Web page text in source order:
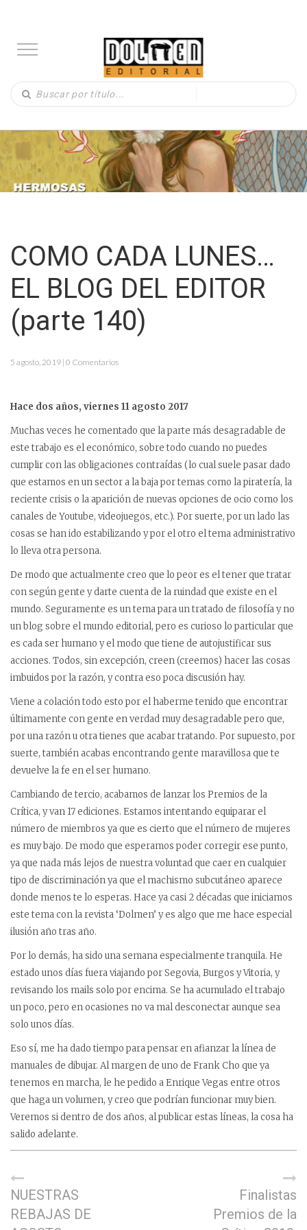
COMO CADA LUNES…
EL BLOG DEL EDITOR
(parte 140)
5 agosto, 2019 | 0 Comentarios
Hace dos años, viernes 11 agosto 2017
Muchas veces he comentado que la parte más desagradable de
este trabajo es el económico, sobre todo cuando no puedes
cumplir con las obligaciones contraídas (lo cual suele pasar dado
que estamos en un sector a la baja por temas como la piratería, la
reciente crisis o la aparición de nuevas opciones de ocio como los
canales de Youtube, videojuegos, etc.). Por suerte, por un lado las
cosas se han ido estabilizando y por el otro el tema administrativo
lo lleva otra persona.
De modo que actualmente creo que lo peor es el tener que tratar
con según gente y darte cuenta de la ruindad que existe en el
mundo. Seguramente es un tema para un tratado de filosofía y no
un blog sobre el mundo editorial, pero es curioso lo particular que
es cada ser humano y el modo que tiene de autojustificar sus
acciones. Todos, sin excepción, creen (creemos) hacer las cosas
imbuidos por la razón, y contra eso poca discusión hay.
Viene a colación todo esto por el haberme tenido que encontrar
últimamente con gente en verdad muy desagradable pero que,
por una razón u otra tienes que acabar tratando. Por supuesto, por
suerte, también acabas encontrando gente maravillosa que te
devuelve la fe en el ser humano.
Cambiando de tercio, acabamos de lanzar los Premios de la
Crítica, y van 17 ediciones. Estamos intentando equiparar el
número de miembros ya que es cierto que el número de mujeres
es muy bajo. De modo que esperamos poder corregir ese punto,
ya que nada más lejos de nuestra voluntad que caer en cualquier
tipo de discriminación ya que el machismo subcutáneo aparece
donde menos te lo esperas. Hace ya casi 2 décadas que iniciamos
este tema con la revista ‘Dolmen’ y es algo que me hace especial
ilusión año tras año.
Por lo demás, ha sido una semana especialmente tranquila. He
estado unos días fuera viajando por Segovia, Burgos y Vitoria, y
revisando los mails solo por encima. Se ha acumulado el trabajo
un poco, pero en ocasiones no va mal desconectar aunque sea
solo unos días.
Eso sí, me ha dado tiempo para pensar en afianzar la línea de
manuales de dibujar. Al margen de uno de Frank Cho que ya
tenemos en marcha, le he pedido a Enrique Vegas entre otros
que haga un volumen, y creo que podrían funcionar muy bien.
Veremos si dentro de dos años, al publicar estas líneas, la cosa ha
salido adelante.
NUESTRAS
REBAJAS DE
Finalistas
Premios de la